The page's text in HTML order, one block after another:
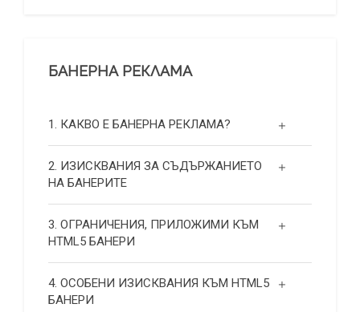
БАНЕРНА РЕКЛАМА
1. КАКВО Е БАНЕРНА РЕКЛАМА?
2. ИЗИСКВАНИЯ ЗА СЪДЪРЖАНИЕТО
НА БАНЕРИТЕ
3. ОГРАНИЧЕНИЯ, ПРИЛОЖИМИ КЪМ
HTML5 БАНЕРИ
4. ОСОБЕНИ ИЗИСКВАНИЯ КЪМ HTML5
БАНЕРИ